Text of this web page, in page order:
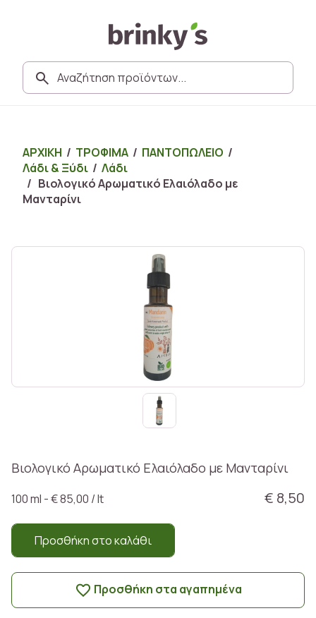
ΑΡΧΙΚΗ / ΤΡΟΦΙΜΑ / ΠΑΝΤΟΠΩΛΕΙΟ /
Λάδι & Ξύδι / Λάδι
/ Βιολογικό Αρωματικό Ελαιόλαδο με
Μανταρίνι
Βιολογικό Αρωματικό Ελαιόλαδο με Μανταρίνι
€ 8,50
100 ml - € 85,00 / lt
Προσθήκη στο καλάθι
Προσθήκη στα αγαπημένα